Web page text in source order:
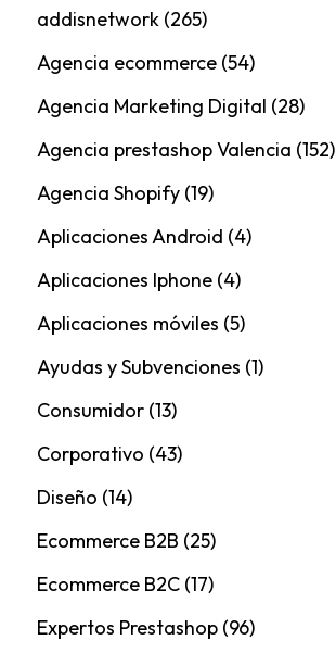
addisnetwork(265)
Agencia ecommerce(54)
Agencia Marketing Digital (28)
Agencia prestashop Valencia (152)
Agencia Shopify(19)
Aplicaciones Android (4)
Aplicaciones Iphone(4)
Aplicaciones móviles (5)
Ayudas y Subvenciones (1)
Consumidor(13)
Corporativo (43)
Diseño (14)
Ecommerce B2B (25)
Ecommerce B2C(17)
Expertos Prestashop(96)